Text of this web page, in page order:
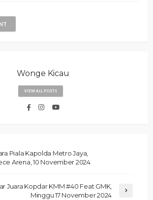
Wonge Kicau
VIEW ALL POSTS
Piala Kapolda Metro Jaya,
Arena, 10 November 2024
Juara Kopdar KMM #40 Feat GMK,
Minggu 17 November 2024